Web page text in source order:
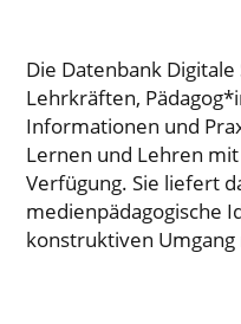
Die Datenbank
Lehrkräften,
Informationen und
Lernen und Lehren
Verfügung. Sie liefert
medienpädagogische
konstruktiven Umgang